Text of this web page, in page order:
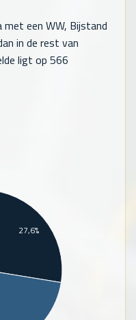
met een WW, Bijstand
in de rest van
ligt op 566
27,6%